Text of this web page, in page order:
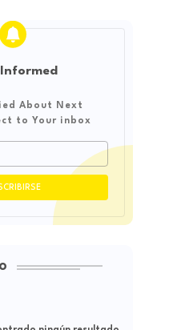
About Next
to Your inbox